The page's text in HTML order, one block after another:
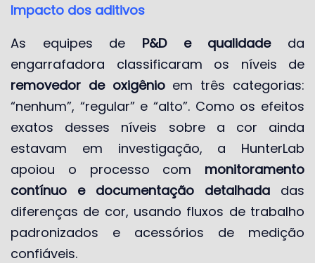
Impacto dos aditivos
As equipes de P&D e qualidadeda
engarrafadora classificaram os níveis de
removedor de oxigênioem três categorias:
“nenhum”, “regular” e “alto”. Como os efeitos
exatos desses níveis sobre a cor ainda
estavam em investigação, a HunterLab
apoiou o processo com monitoramento
contínuo e documentação detalhada das
diferenças de cor, usando fluxos de trabalho
padronizados e acessórios de medição
confiáveis.